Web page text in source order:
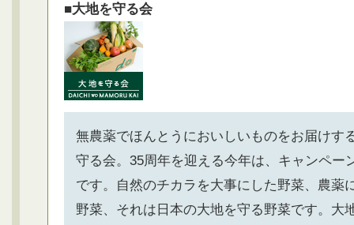
■大地を守る会
無農薬でほんとうにおいしいものをお届けす
守る会。35周年を迎える今年は、キャンペー
です。自然のチカラを大事にした野菜、農薬
野菜、それは日本の大地を守る野菜です。大